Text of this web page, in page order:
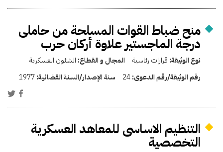
منح ضباط القوات المسلحة من حاملى
درجة الماجستير علاوة أركان حرب
نوع الوثيقة: قرارات رئاسية المجال و القطاع: الشئون العسكرية
رقم الوثيقة/رقم الدعوى:24 سنة الإصدار/السنة القضائية:1977
التنظيم الاساسى للمعاهد العسكرية
التخصصية